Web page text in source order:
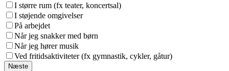
I større rum (fx teater, koncertsal)
I støjende omgivelser
På arbejdet
Når jeg snakker med børn
Når jeg hører musik
Ved fritidsaktiviteter (fx gymnastik, cykler, gåtur)
Næste